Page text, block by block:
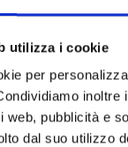
utilizza i cookie
per
web, pubblicità e
dal suo utilizzo